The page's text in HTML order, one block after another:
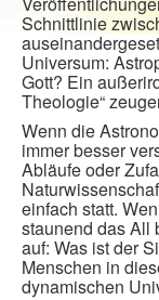
Schnittlinie
Universum:
Gott? Ein
Theologie“
Wenn die
immer besser
Abläufe oder
einfach statt.
staunend das All
auf: Was ist der
Menschen in
dynamischen